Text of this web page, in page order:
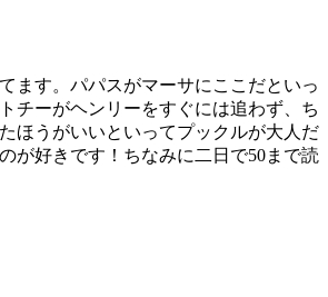
ます。パパスがマーサにここだといっ
チーがヘンリーをすぐには追わず、ち
ほうがいいといってプックルが大人だ
が好きです！ちなみに二日で50まで読